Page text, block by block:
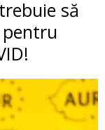
să
pentru